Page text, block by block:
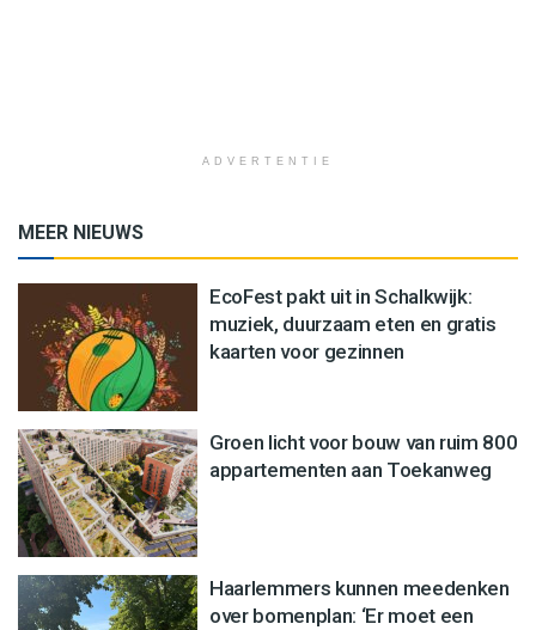
ADVERTENTIE
MEER NIEUWS
EcoFest pakt uit in Schalkwijk:
muziek, duurzaam eten en gratis
kaarten voor gezinnen
Groen licht voor bouw van ruim 800
appartementen aan Toekanweg
Haarlemmers kunnen meedenken
over bomenplan: ‘Er moet een